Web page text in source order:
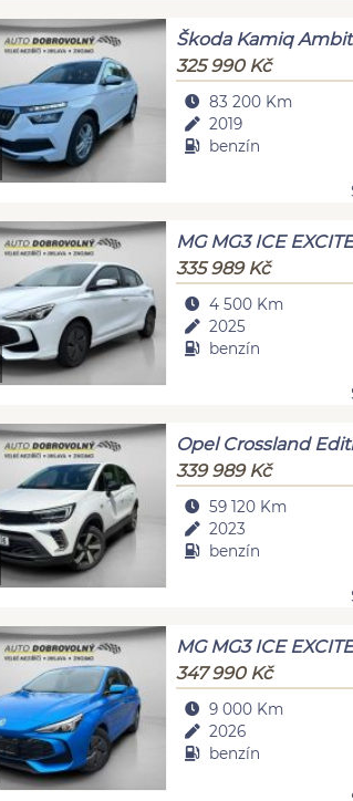
Škoda Kamiq
325 990 Kč
83 200 Km
2019
benzín
MG MG3 ICE
335 989 Kč
4 500 Km
2025
benzín
Opel Crossland
339 989 Kč
59 120 Km
2023
benzín
MG MG3 ICE
347 990 Kč
9 000 Km
2026
benzín